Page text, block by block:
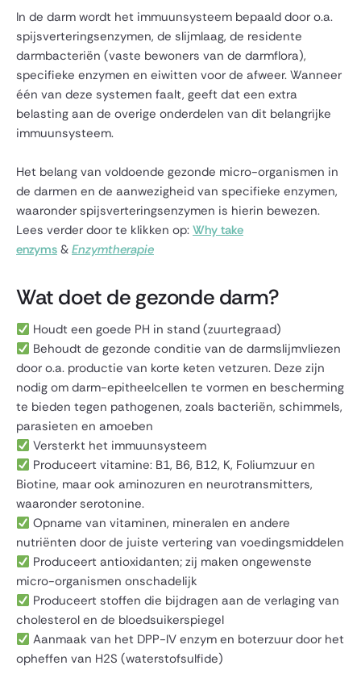
In de darm wordt het immuunsysteem bepaald door o.a.
spijsverteringsenzymen, de slijmlaag, de residente
darmbacteriën (vaste bewoners van de darmflora),
specifieke enzymen en eiwitten voor de afweer. Wanneer
één van deze systemen faalt, geeft dat een extra
belasting aan de overige onderdelen van dit belangrijke
immuunsysteem.
Het belang van voldoende gezonde micro-organismen in
de darmen en de aanwezigheid van specifieke enzymen,
waaronder spijsverteringsenzymen is hierin bewezen.
Lees verder door te klikken op: Why take
enzyms & Enzymtherapie
Wat doet de gezonde darm?
Houdt een goede PH in stand (zuurtegraad)
Behoudt de gezonde conditie van de darmslijmvliezen
door o.a. productie van korte keten vetzuren. Deze zijn
nodig om darm-epitheelcellen te vormen en bescherming
te bieden tegen pathogenen, zoals bacteriën, schimmels,
parasieten en amoeben
Versterkt het immuunsysteem
Produceert vitamine: B1, B6, B12, K, Foliumzuur en
Biotine, maar ook aminozuren en neurotransmitters,
waaronder serotonine.
Opname van vitaminen, mineralen en andere
nutriënten door de juiste vertering van voedingsmiddelen
Produceert antioxidanten; zij maken ongewenste
micro-organismen onschadelijk
Produceert stoffen die bijdragen aan de verlaging van
cholesterol en de bloedsuikerspiegel
Aanmaak van het DPP-IV enzym en boterzuur door het
opheffen van H2S (waterstofsulfide)